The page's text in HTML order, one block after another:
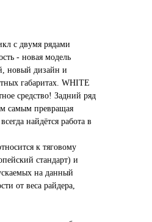
с двумя рядами
- новая модель
новый дизайн и
габаритах. WHITE
средство! Задний ряд
самым превращая
найдётся работа в
к тяговому
стандарт) и
на данный
от веса райдера,